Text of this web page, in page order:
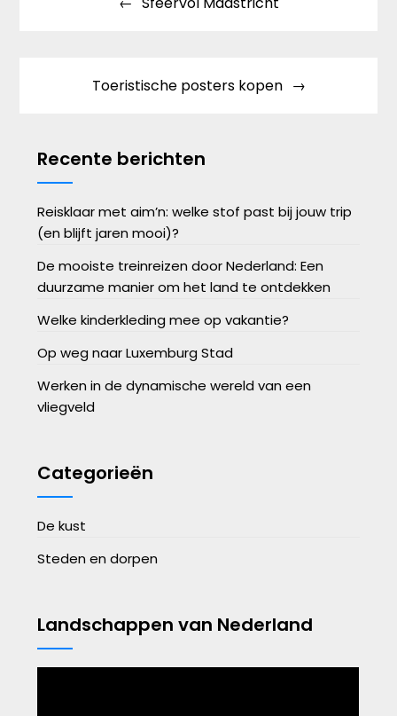
Toeristische posters kopen
Recente berichten
Reisklaar met aim’n: welke stof past bij jouw trip
(en blijft jaren mooi)?
De mooiste treinreizen door Nederland: Een
duurzame manier om het land te ontdekken
Welke kinderkleding mee op vakantie?
Op weg naar Luxemburg Stad
Werken in de dynamische wereld van een
vliegveld
Categorieën
De kust
Steden en dorpen
Landschappen van Nederland